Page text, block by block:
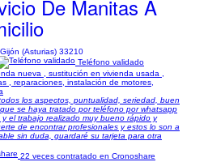
De Manitas A
Gijón (Asturias) 33210
Teléfono validado
nueva , sustitución en vivienda usada ,
, reparaciones, instalación de motores,
los aspectos, puntualidad, seriedad, buen
se haya tratado por teléfono por whatsapp
el trabajo realizado muy bueno rápido y
de encontrar profesionales y estos lo son a
sin duda, guardaré su tarjeta para otra
22 veces contratado en Cronoshare